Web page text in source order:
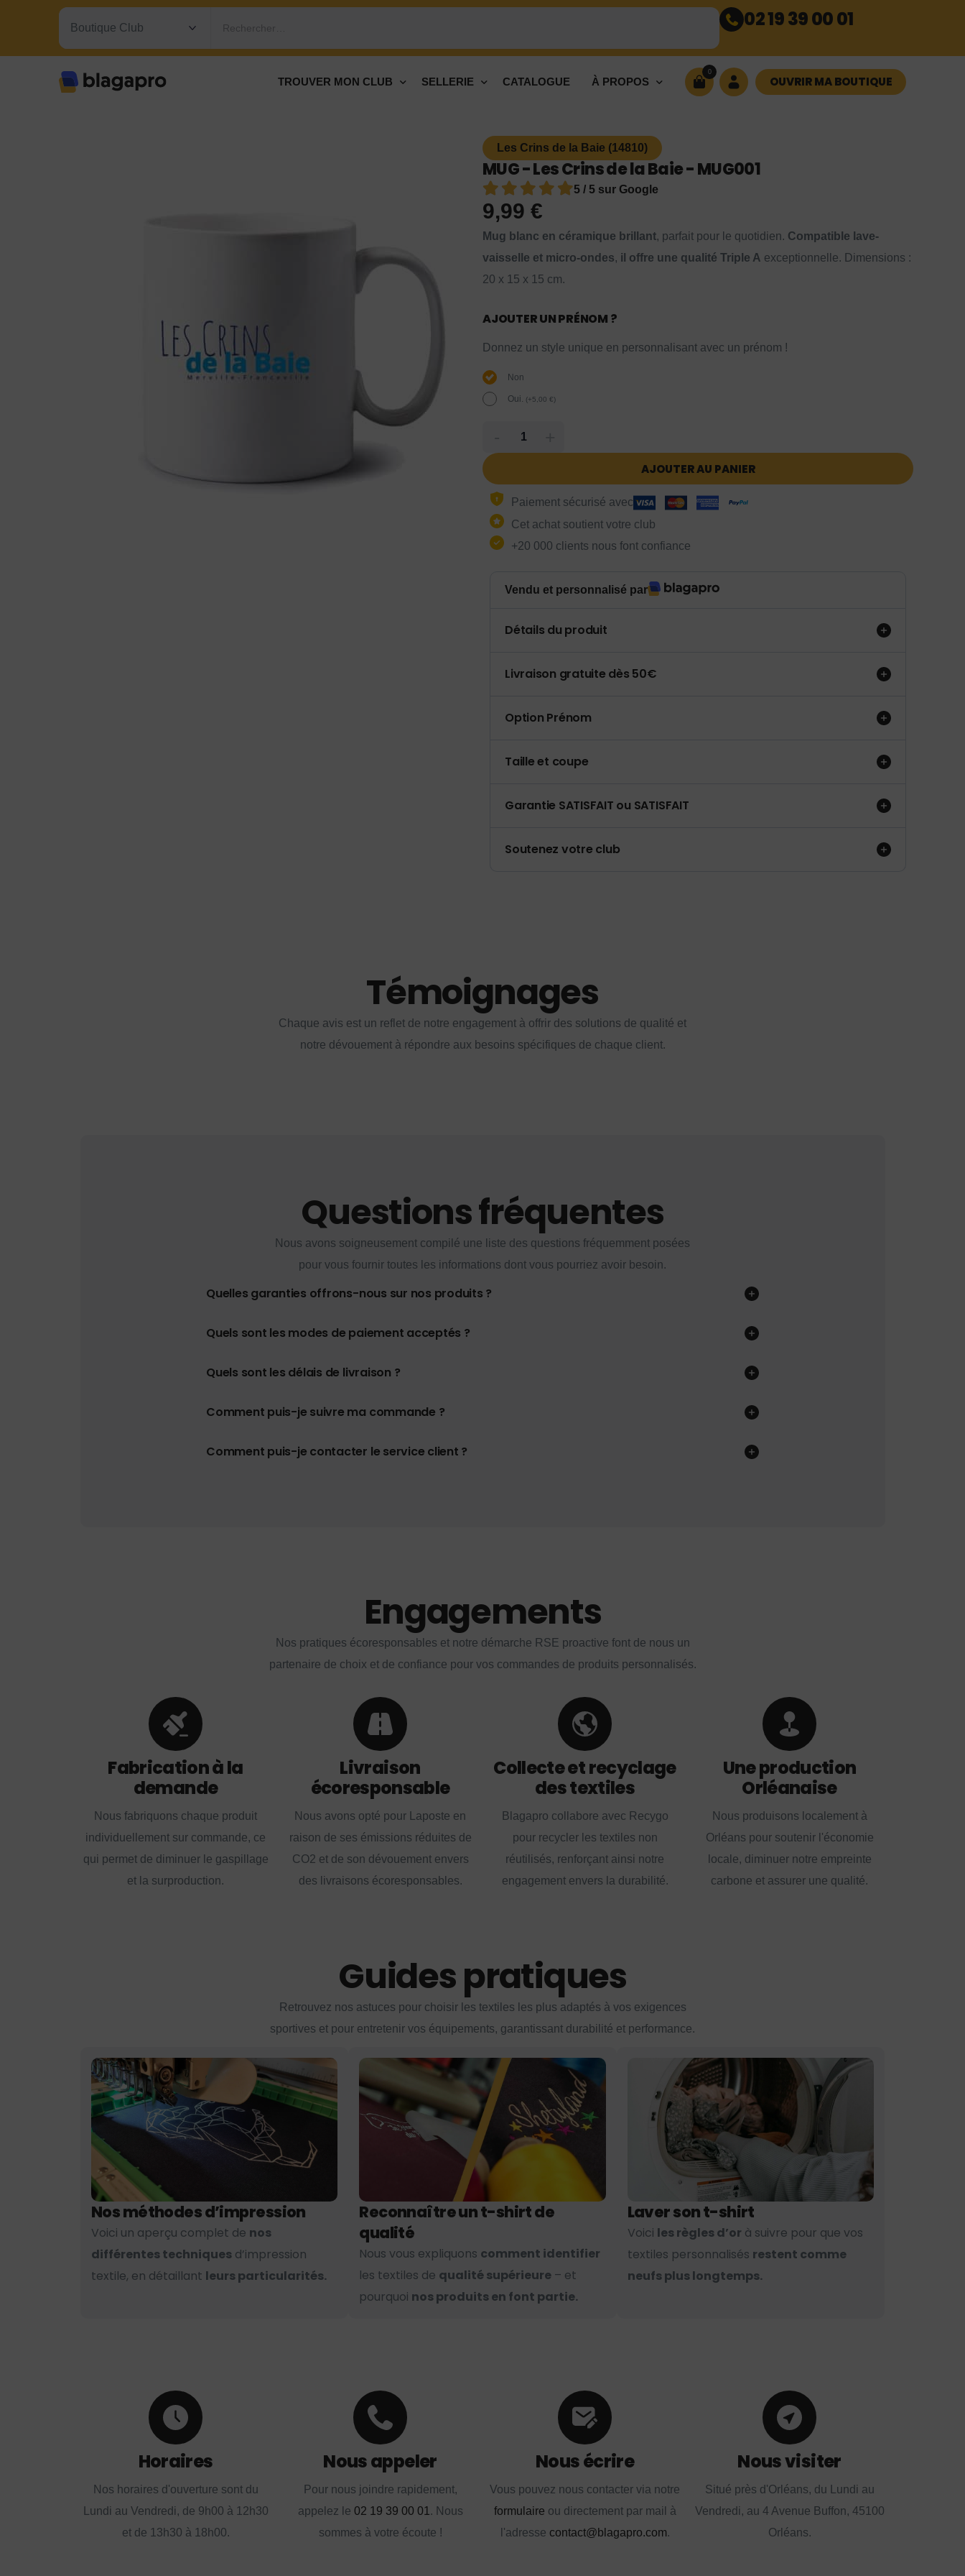
Rechercher… 02 19 39 00 01
TROUVER MON CLUB SELLERIE CATALOGUE À PROPOS
0
OUVRIR MA BOUTIQUE
Les Crins de la Baie (14810)
MUG - Les Crins de la Baie - MUG001
5 / 5 sur Google
9,99 €
Mug blanc en céramique brillant, parfait pour le quotidien. Compatible lave-
vaisselle et micro-ondes, il offre une qualité Triple A exceptionnelle. Dimensions :
20 x 15 x 15 cm.
AJOUTER UN PRÉNOM ?
Donnez un style unique en personnalisant avec un prénom !
Non
Oui. (+5,00 €)
AJOUTER AU PANIER
Paiement sécurisé avec
Cet achat soutient votre club
+20 000 clients nous font confiance
Vendu et personnalisé par
Détails du produit
Livraison gratuite dès 50€
Option Prénom
Taille et coupe
Garantie SATISFAIT ou SATISFAIT
Soutenez votre club
Témoignages
Chaque avis est un reflet de notre engagement à offrir des solutions de qualité et
notre dévouement à répondre aux besoins spécifiques de chaque client.
Questions fréquentes
Nous avons soigneusement compilé une liste des questions fréquemment posées
pour vous fournir toutes les informations dont vous pourriez avoir besoin.
Quelles garanties offrons-nous sur nos produits ?
Quels sont les modes de paiement acceptés ?
Quels sont les délais de livraison ?
Comment puis-je suivre ma commande ?
Comment puis-je contacter le service client ?
Engagements
Nos pratiques écoresponsables et notre démarche RSE proactive font de nous un
partenaire de choix et de confiance pour vos commandes de produits personnalisés.
Fabrication à la
demande
Nous fabriquons chaque produit
individuellement sur commande, ce
qui permet de diminuer le gaspillage
et la surproduction.
Livraison
écoresponsable
Nous avons opté pour Laposte en
raison de ses émissions réduites de
CO2 et de son dévouement envers
des livraisons écoresponsables.
Collecte et recyclage
des textiles
Blagapro collabore avec Recygo
pour recycler les textiles non
réutilisés, renforçant ainsi notre
engagement envers la durabilité.
Une production
Orléanaise
Nous produisons localement à
Orléans pour soutenir l'économie
locale, diminuer notre empreinte
carbone et assurer une qualité.
Guides pratiques
Retrouvez nos astuces pour choisir les textiles les plus adaptés à vos exigences
sportives et pour entretenir vos équipements, garantissant durabilité et performance.
Nos méthodes d’impression
Voici un aperçu complet de nos
différentes techniques d’impression
textile, en détaillant leurs particularités.
Reconnaître un t-shirt de
qualité
Nous vous expliquons comment identifier
les textiles de qualité supérieure – et
pourquoi nos produits en font partie.
Laver son t-shirt
Voici les règles d’or à suivre pour que vos
textiles personnalisés restent comme
neufs plus longtemps.
Horaires
Nos horaires d'ouverture sont du
Lundi au Vendredi, de 9h00 à 12h30
et de 13h30 à 18h00.
Nous appeler
Pour nous joindre rapidement,
appelez le 02 19 39 00 01. Nous
sommes à votre écoute !
Nous écrire
Vous pouvez nous contacter via notre
formulaire ou directement par mail à
l'adresse contact@blagapro.com.
Nous visiter
Situé près d'Orléans, du Lundi au
Vendredi, au 4 Avenue Buffon, 45100
Orléans.